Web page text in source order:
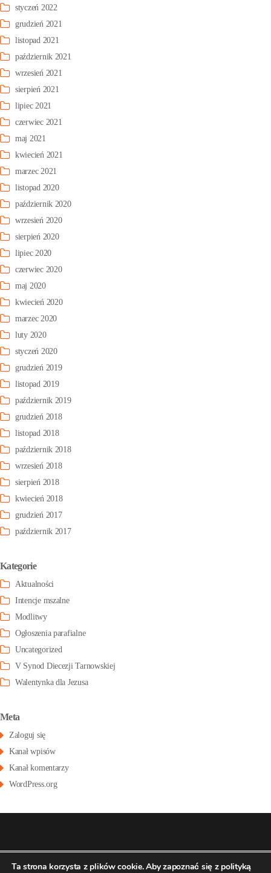
styczeń 2022
grudzień 2021
listopad 2021
październik 2021
wrzesień 2021
sierpień 2021
lipiec 2021
czerwiec 2021
maj 2021
kwiecień 2021
marzec 2021
listopad 2020
październik 2020
wrzesień 2020
sierpień 2020
lipiec 2020
czerwiec 2020
maj 2020
kwiecień 2020
marzec 2020
luty 2020
styczeń 2020
grudzień 2019
listopad 2019
październik 2019
grudzień 2018
listopad 2018
październik 2018
wrzesień 2018
sierpień 2018
kwiecień 2018
grudzień 2017
październik 2017
Kategorie
Aktualności
Intencje mszalne
Modlitwy
Ogłoszenia parafialne
Uncategorized
V Synod Diecezji Tarnowskiej
Walentynka dla Jezusa
Meta
Zaloguj się
Kanał wpisów
Kanał komentarzy
WordPress.org
© 2026Konatsu.pldlaParafia św Stanisława
Polityka
Ta strona korzysta z plików cookie. Aby zapoznać się z polityką